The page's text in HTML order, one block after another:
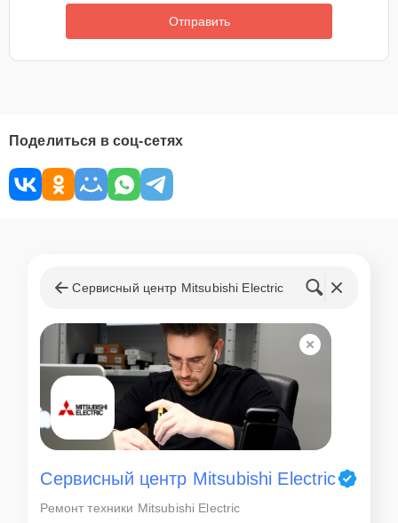
Отправить
Поделиться в соц-сетях
Сервисный центр Mitsubishi Electric
Сервисный центр Mitsubishi Electric
Ремонт техники Mitsubishi Electric